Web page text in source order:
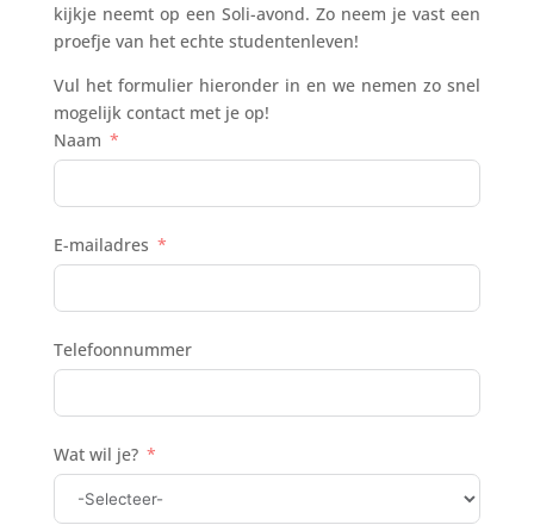
kijkje neemt op een Soli-avond. Zo neem je vast een
proefje van het echte studentenleven!
Vul het formulier hieronder in en we nemen zo snel
mogelijk contact met je op!
Naam
E-mailadres
Telefoonnummer
Wat wil je?